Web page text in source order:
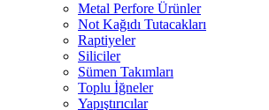
Metal Perfore Ürünler
Not Kağıdı Tutacakları
Raptiyeler
Siliciler
Sümen Takımları
Toplu İğneler
Yapıştırıcılar